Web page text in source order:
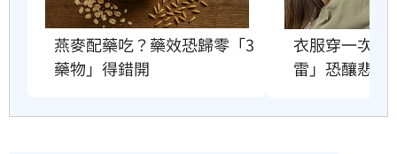
燕麥配藥吃？藥效恐歸零「3
藥物」得錯開
衣服穿一次就
雷」恐釀悲劇